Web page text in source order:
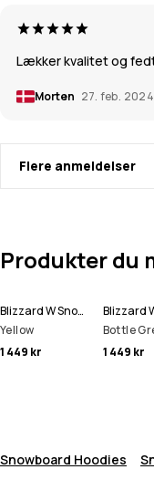
Lækker kvalitet og
Morten 27. feb. 2024
Flere anmeldelser
Produkter du
Blizzard W Snowboardjakke Dame
Yellow
1 449 kr
Bottle
1 449 kr
Snowboard Hoodies